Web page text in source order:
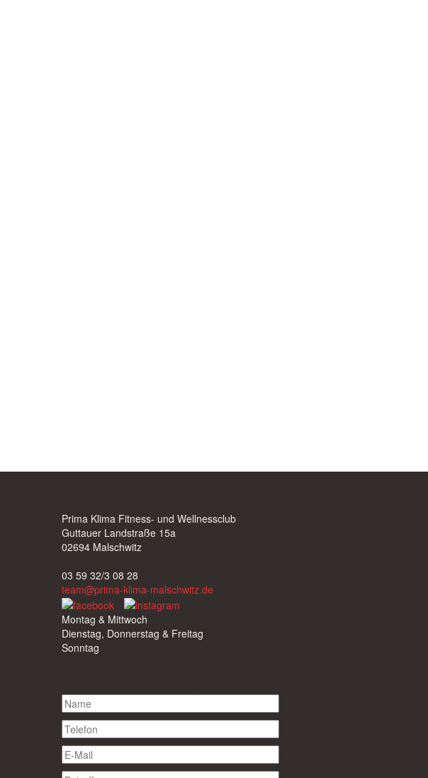
Prima Klima Fitness- und Wellnessclub
Guttauer Landstraße 15a
02694 Malschwitz
03 59 32/3 08 28
team@prima-klima-malschwitz.de
Montag & Mittwoch
Dienstag, Donnerstag & Freitag
Sonntag